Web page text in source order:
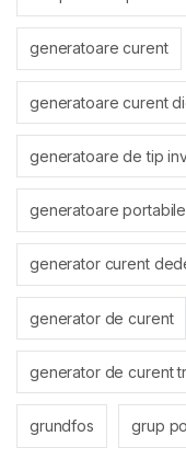
generatoare curent
generatoare curent
generatoare de tip
generatoare
generator curent
generator de curent
generator de curent
grundfos grup